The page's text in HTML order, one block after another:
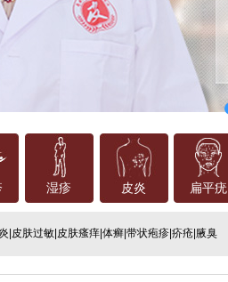
湿疹 皮炎 扁平疣
皮肤过敏 皮肤瘙痒 体癣 带状疱疹 疥疮 腋臭